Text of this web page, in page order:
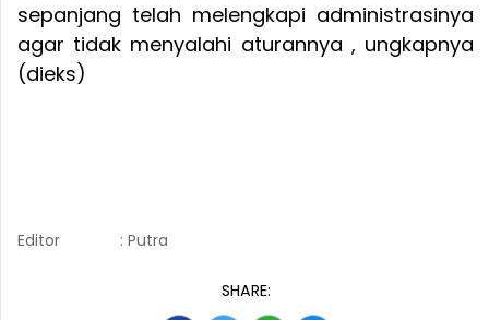
sepanjang telah melengkapi administrasinya
agar tidak menyalahi aturannya , ungkapnya
(dieks)
Editor : Putra
SHARE: